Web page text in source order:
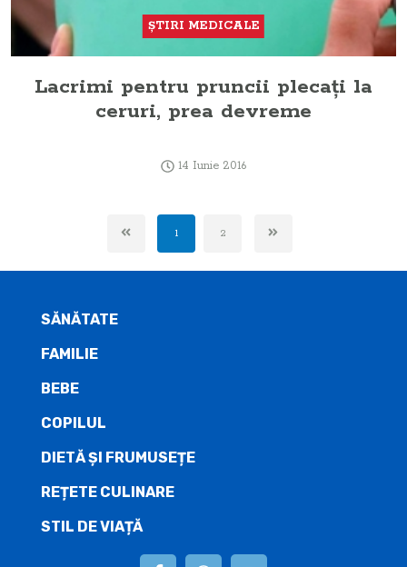
ŞTIRI MEDICALE
Lacrimi pentru pruncii plecaţi la
ceruri, prea devreme
14 Iunie 2016
1 2
SĂNĂTATE
FAMILIE
BEBE
COPILUL
DIETĂ ŞI FRUMUSEȚE
REȚETE CULINARE
STIL DE VIAȚĂ